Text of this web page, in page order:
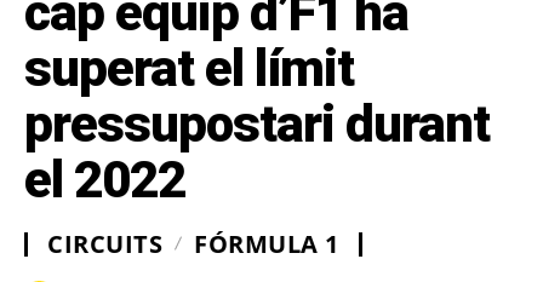
cap equip d’F1 ha
superat el límit
pressupostari durant
el 2022
CIRCUITS FÓRMULA 1